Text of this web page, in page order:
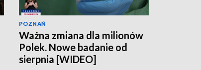
POZNAŃ
Ważna zmiana dla milionów
Polek. Nowe badanie od
sierpnia [WIDEO]